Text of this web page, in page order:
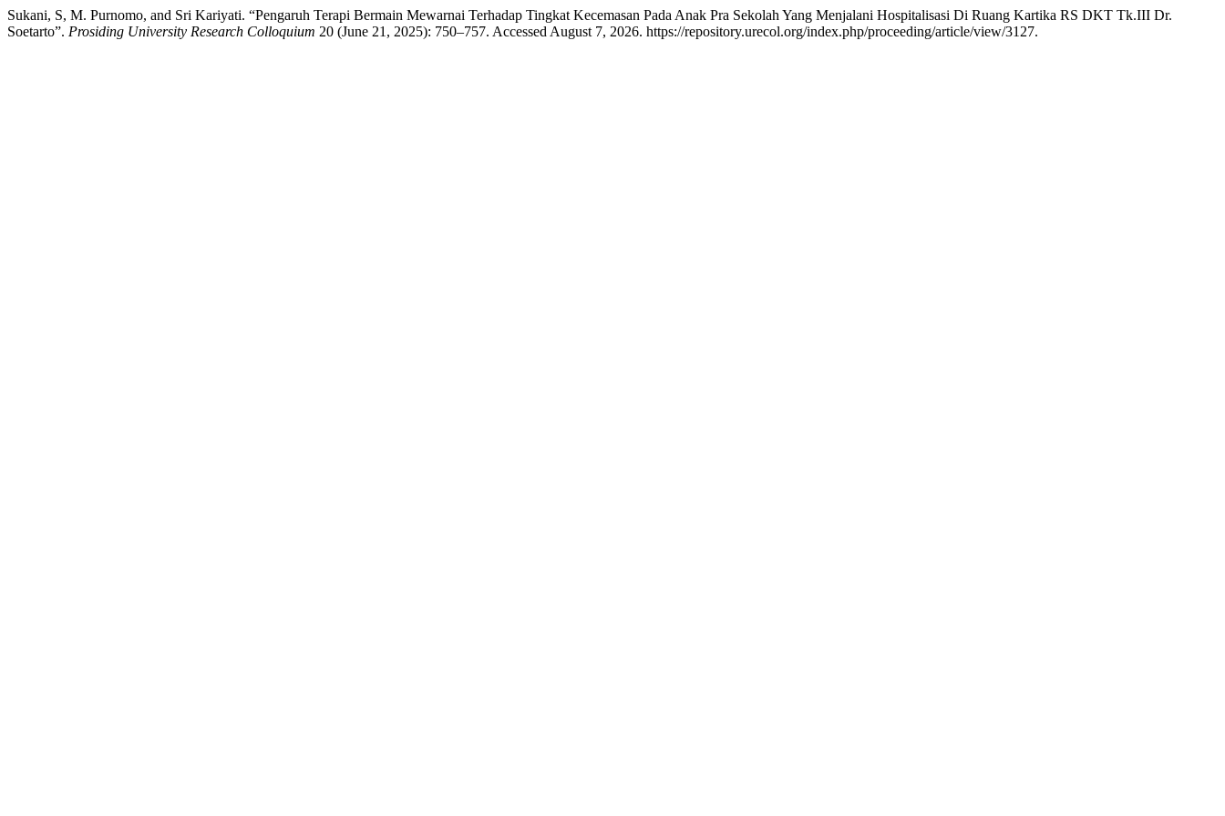
Sukani, S, M. Purnomo, and Sri Kariyati. “Pengaruh Terapi Bermain Mewarnai Terhadap Tingkat Kecemasan Pada Anak Pra Sekolah Yang Menjalani Hospitalisasi Di Ruang Kartika RS DKT Tk.III Dr.
Soetarto”. Prosiding University Research Colloquium 20 (June 21, 2025): 750–757. Accessed August 7, 2026. https://repository.urecol.org/index.php/proceeding/article/view/3127.